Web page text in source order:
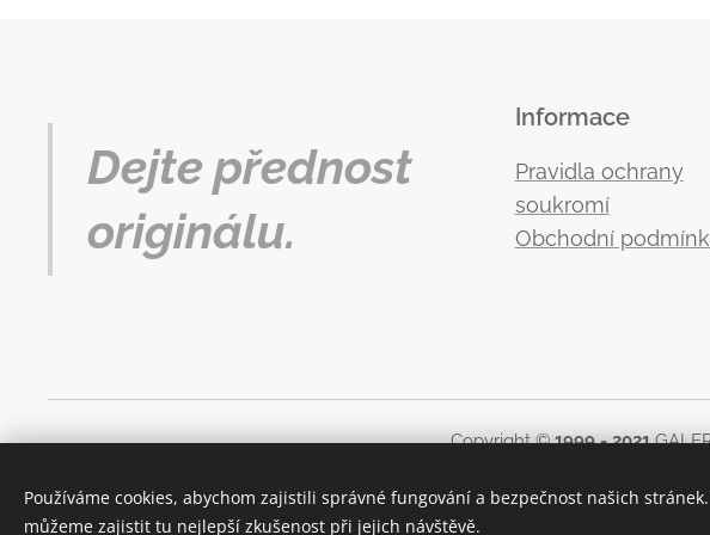
Dejte přednost
originálu.
Informace
Pravidla ochrany
soukromí
Obchodní
Copyright ©1999 - 2021
Používáme cookies, abychom zajistili správné fungování a bezpečnost našich
můžeme zajistit tu nejlepší zkušenost při jejich návštěvě.